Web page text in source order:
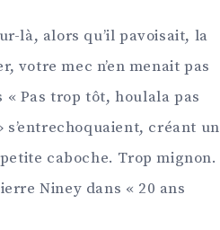
là, alors qu’il pavoisait, la
votre mec n’en menait pas
« Pas trop tôt, houlala pas
créant un
caboche. Trop mignon.
Niney dans « 20 ans